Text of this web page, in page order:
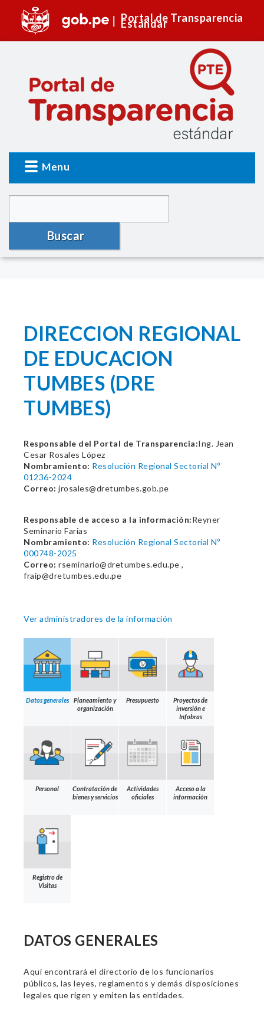
Portal de Transparencia
Estándar
Menu
Buscar
DIRECCION REGIONAL
DE EDUCACION
TUMBES (DRE
TUMBES)
Responsable del Portal de Transparencia:Ing. Jean
Cesar Rosales López
Nombramiento: Resolución Regional Sectorial Nº
01236-2024
Correo: jrosales@dretumbes.gob.pe
Responsable de acceso a la información:Reyner
Seminario Farias
Nombramiento: Resolución Regional Sectorial Nº
000748-2025
Correo: rseminario@dretumbes.edu.pe ,
fraip@dretumbes.edu.pe
Ver administradores de la información
Datos generales
Planeamiento y
organización
Presupuesto
Proyectos de
inversión e
Infobras
Personal
Contratación de
bienes y servicios
Actividades
oficiales
Acceso a la
información
Registro de
Visitas
DATOS GENERALES
Aquí encontrará el directorio de los funcionarios
públicos, las leyes, reglamentos y demás disposiciones
legales que rigen y emiten las entidades.